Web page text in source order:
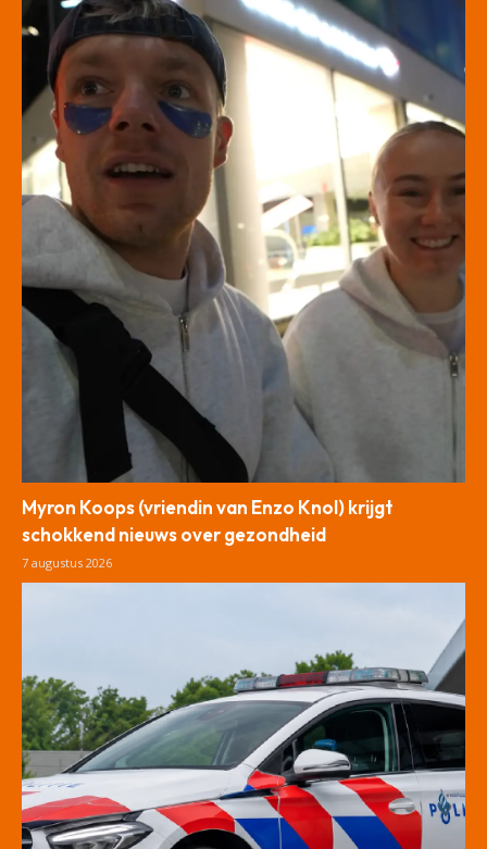
Myron Koops (vriendin van Enzo Knol) krijgt
schokkend nieuws over gezondheid
7 augustus 2026